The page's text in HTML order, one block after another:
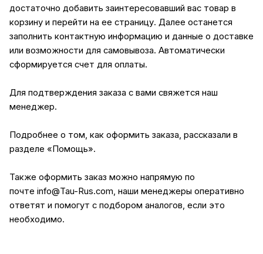
достаточно добавить заинтересовавший вас товар в
корзину и перейти на ее страницу. Далее останется
заполнить контактную информацию и данные о доставке
или возможности для самовывоза. Автоматически
сформируется счет для оплаты.
Для подтверждения заказа с вами свяжется наш
менеджер.
Подробнее о том, как оформить заказа, рассказали в
разделе «Помощь».
Также оформить заказ можно напрямую по
почте info@Tau-Rus.com, наши менеджеры оперативно
ответят и помогут с подбором аналогов, если это
необходимо.